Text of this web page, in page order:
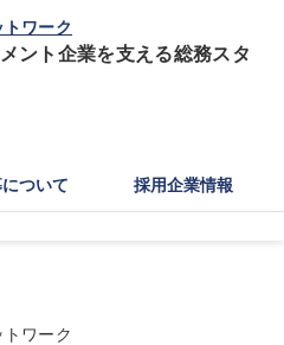
ワーク
ント企業を支える総務スタ
ついて 採用企業情報
ワーク